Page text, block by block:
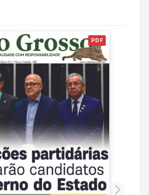
PDF